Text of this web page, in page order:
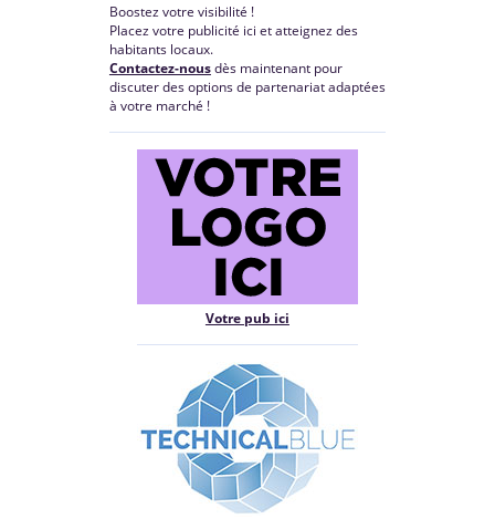
Boostez votre visibilité !
Placez votre publicité ici et atteignez des
habitants locaux.
Contactez-nousdès maintenant pour
discuter des options de partenariat adaptées
à votre marché !
Votre pub ici